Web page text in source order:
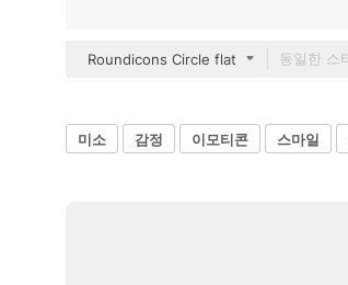
Roundicons Circle flat
미소 감정 이모티콘 스마일